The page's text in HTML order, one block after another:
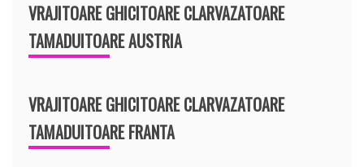
VRAJITOARE GHICITOARE CLARVAZATOARE
TAMADUITOARE AUSTRIA
VRAJITOARE GHICITOARE CLARVAZATOARE
TAMADUITOARE FRANTA